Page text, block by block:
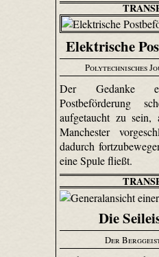
Elektrische
Polytechnisches
Der Gedanke
Postbeförderung
aufgetaucht zu
Manchester
dadurch
eine Spule fließt.
Die
Der